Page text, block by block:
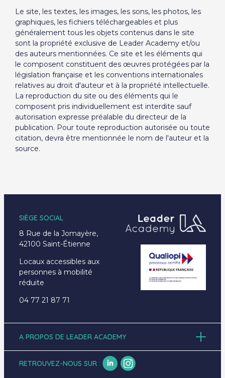
Le site, les textes, les images, les sons, les photos, les
graphiques, les fichiers téléchargeables et plus
généralement tous les objets contenus dans le site
sont la propriété exclusive de Leader Academy et/ou
des auteurs mentionnées. Ce site et les éléments qui
le composent constituent des œuvres protégées par la
législation française et les conventions internationales
relatives au droit d'auteur et à la propriété intellectuelle.
La reproduction du site ou des éléments qui le
composent pris individuellement est interdite sauf
autorisation expresse préalable du directeur de la
publication. Pour toute reproduction autorisée ou toute
citation, devra être mentionnée le nom de l'auteur et la
source.
SIÈGE SOCIAL
8 Rue de la Jomayère,
42100 Saint-Étienne
Locaux accessibles aux
personnes à mobilité
réduite
04 77 21 87 71
A PROPOS DE LEADER ACADEMY
Formations
RETROUVEZ-NOUS SUR :